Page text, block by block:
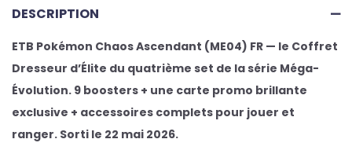
DESCRIPTION
ETB Pokémon Chaos Ascendant (ME04) FR — le Coffret
Dresseur d’Élite du quatrième set de la série Méga-
Évolution. 9 boosters + une carte promo brillante
exclusive + accessoires complets pour jouer et
ranger. Sorti le 22 mai 2026.